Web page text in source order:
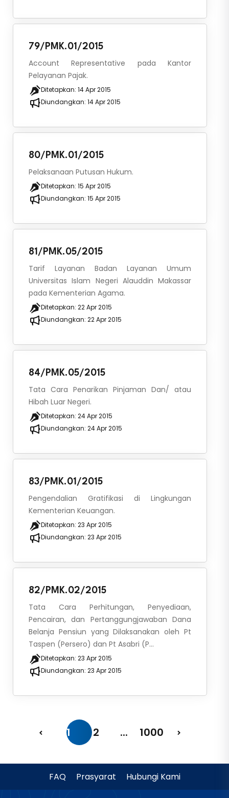
79/PMK.01/2015
Account Representative pada Kantor
Pelayanan Pajak.
Ditetapkan: 14 Apr 2015
Diundangkan: 14 Apr 2015
80/PMK.01/2015
Pelaksanaan Putusan Hukum.
Ditetapkan: 15 Apr 2015
Diundangkan: 15 Apr 2015
81/PMK.05/2015
Tarif Layanan Badan Layanan Umum
Universitas Islam Negeri Alauddin Makassar
pada Kementerian Agama.
Ditetapkan: 22 Apr 2015
Diundangkan: 22 Apr 2015
84/PMK.05/2015
Tata Cara Penarikan Pinjaman Dan/ atau
Hibah Luar Negeri.
Ditetapkan: 24 Apr 2015
Diundangkan: 24 Apr 2015
83/PMK.01/2015
Pengendalian Gratifikasi di Lingkungan
Kementerian Keuangan.
Ditetapkan: 23 Apr 2015
Diundangkan: 23 Apr 2015
82/PMK.02/2015
Tata Cara Perhitungan, Penyediaan,
Pencairan, dan Pertanggungjawaban Dana
Belanja Pensiun yang Dilaksanakan oleh Pt
Taspen (Persero) dan Pt Asabri (P...
Ditetapkan: 23 Apr 2015
Diundangkan: 23 Apr 2015
1 2 ... 1000
FAQ Prasyarat Hubungi Kami